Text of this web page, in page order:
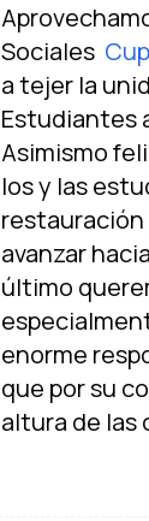
Sociales
a tejer la
Estudiantes
Asimismo
los y las
restauración
avanzar
último
enorme
que por su